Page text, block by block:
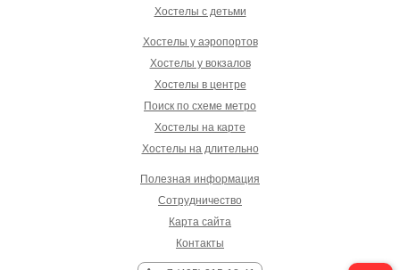
Хостелы с детьми
Хостелы у аэропортов
Хостелы у вокзалов
Хостелы в центре
Поиск по схеме метро
Хостелы на карте
Хостелы на длительно
Полезная информация
Сотрудничество
Карта сайта
Контакты